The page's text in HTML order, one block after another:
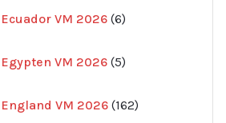
Ecuador VM 2026 6
produkter
Egypten VM 2026 5
produkter
England VM 2026 162
produkter